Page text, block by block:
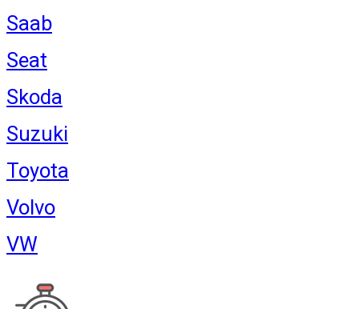
Saab
Seat
Skoda
Suzuki
Toyota
Volvo
VW